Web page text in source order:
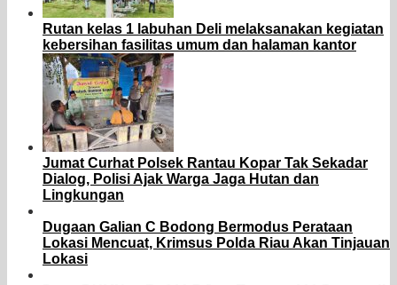
Rutan kelas 1 labuhan Deli melaksanakan kegiatan
kebersihan fasilitas umum dan halaman kantor
Jumat Curhat Polsek Rantau Kopar Tak Sekadar
Dialog, Polisi Ajak Warga Jaga Hutan dan
Lingkungan
Dugaan Galian C Bodong Bermodus Perataan
Lokasi Mencuat, Krimsus Polda Riau Akan Tinjauan
Lokasi